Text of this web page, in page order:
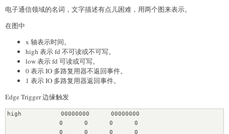
电子通信领域的名词，文字描述有点儿困难，用两个图来表示。
在图中
x 轴表示时间。
high 表示 fd 不可读或不可写。
low 表示 fd 可读或可写。
0 表示 IO 多路复用器不返回事件。
1 表示 IO 多路复用器返回事件。
Edge Trigger 边缘触发
high           00000000      00000000